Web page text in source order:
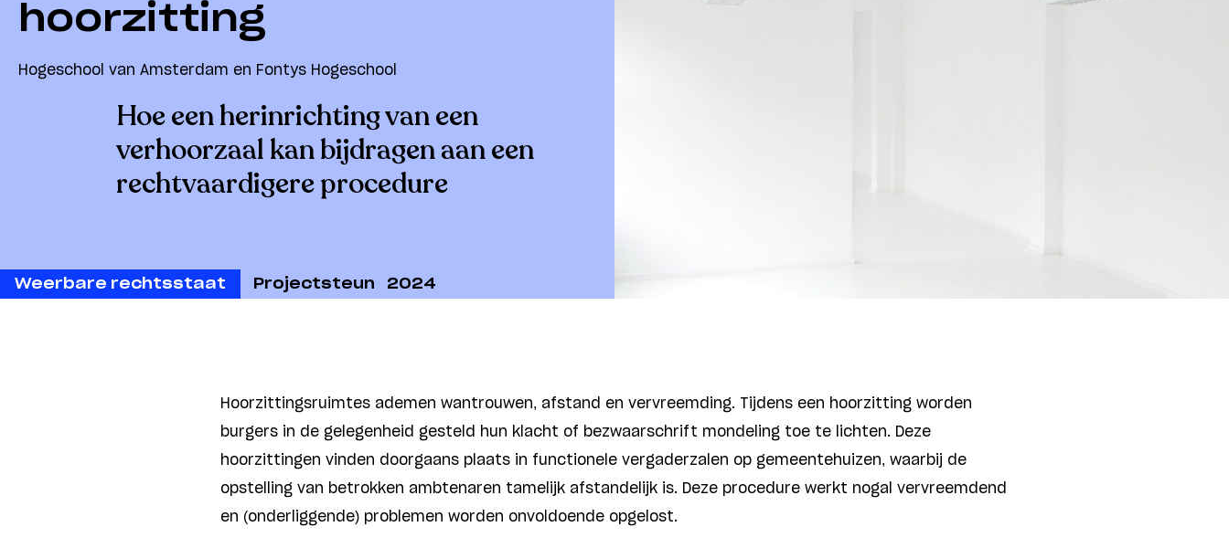
hoorzitting
Hogeschool van Amsterdam en Fontys Hogeschool
Hoe een herinrichting van een
verhoorzaal kan bijdragen aan een
rechtvaardigere procedure
Weerbare rechtsstaat Projectsteun 2024
Hoorzittingsruimtes ademen wantrouwen, afstand en vervreemding. Tijdens een hoorzitting worden
burgers in de gelegenheid gesteld hun klacht of bezwaarschrift mondeling toe te lichten. Deze
hoorzittingen vinden doorgaans plaats in functionele vergaderzalen op gemeentehuizen, waarbij de
opstelling van betrokken ambtenaren tamelijk afstandelijk is. Deze procedure werkt nogal vervreemdend
en (onderliggende) problemen worden onvoldoende opgelost.